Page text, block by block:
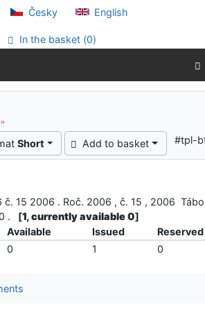
Česky English
In the basket (0)
Short Add to basket #tpl-
15 2006 . Roč. 2006 , č. 15 , 2006
.
[1, currently available 0]
Available
Issued
Reserved
0
1 0